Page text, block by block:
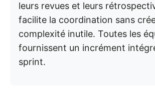
leurs revues et leurs
facilite la coordination sans
complexité inutile. Toutes les
fournissent un incrément
sprint.